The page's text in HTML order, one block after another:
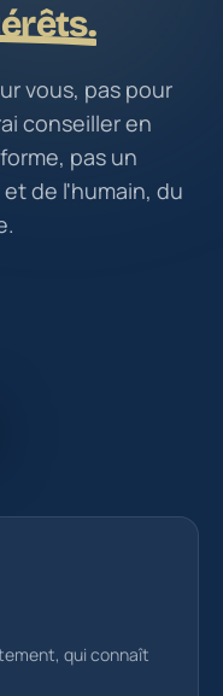
vous, pas pour
conseiller en
pas un
de l'humain, du
qui connaît